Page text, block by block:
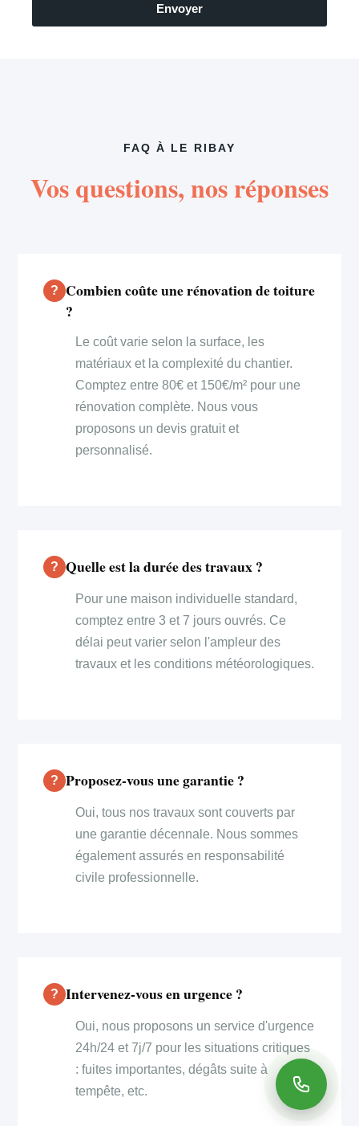
Envoyer
FAQ À LE RIBAY
Vos questions, nos réponses
Combien coûte une rénovation de toiture
?
Le coût varie selon la surface, les
matériaux et la complexité du chantier.
Comptez entre 80€ et 150€/m² pour une
rénovation complète. Nous vous
proposons un devis gratuit et
personnalisé.
Quelle est la durée des travaux ?
Pour une maison individuelle standard,
comptez entre 3 et 7 jours ouvrés. Ce
délai peut varier selon l'ampleur des
travaux et les conditions météorologiques.
Proposez-vous une garantie ?
Oui, tous nos travaux sont couverts par
une garantie décennale. Nous sommes
également assurés en responsabilité
civile professionnelle.
Intervenez-vous en urgence ?
Oui, nous proposons un service d'urgence
24h/24 et 7j/7 pour les situations critiques
: fuites importantes, dégâts suite à
tempête, etc.